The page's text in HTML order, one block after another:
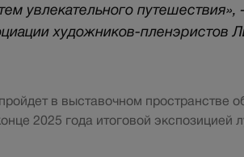
увлекательного
художников-пленэристов
в выставочном пространстве
2025 года итоговой экспозицией